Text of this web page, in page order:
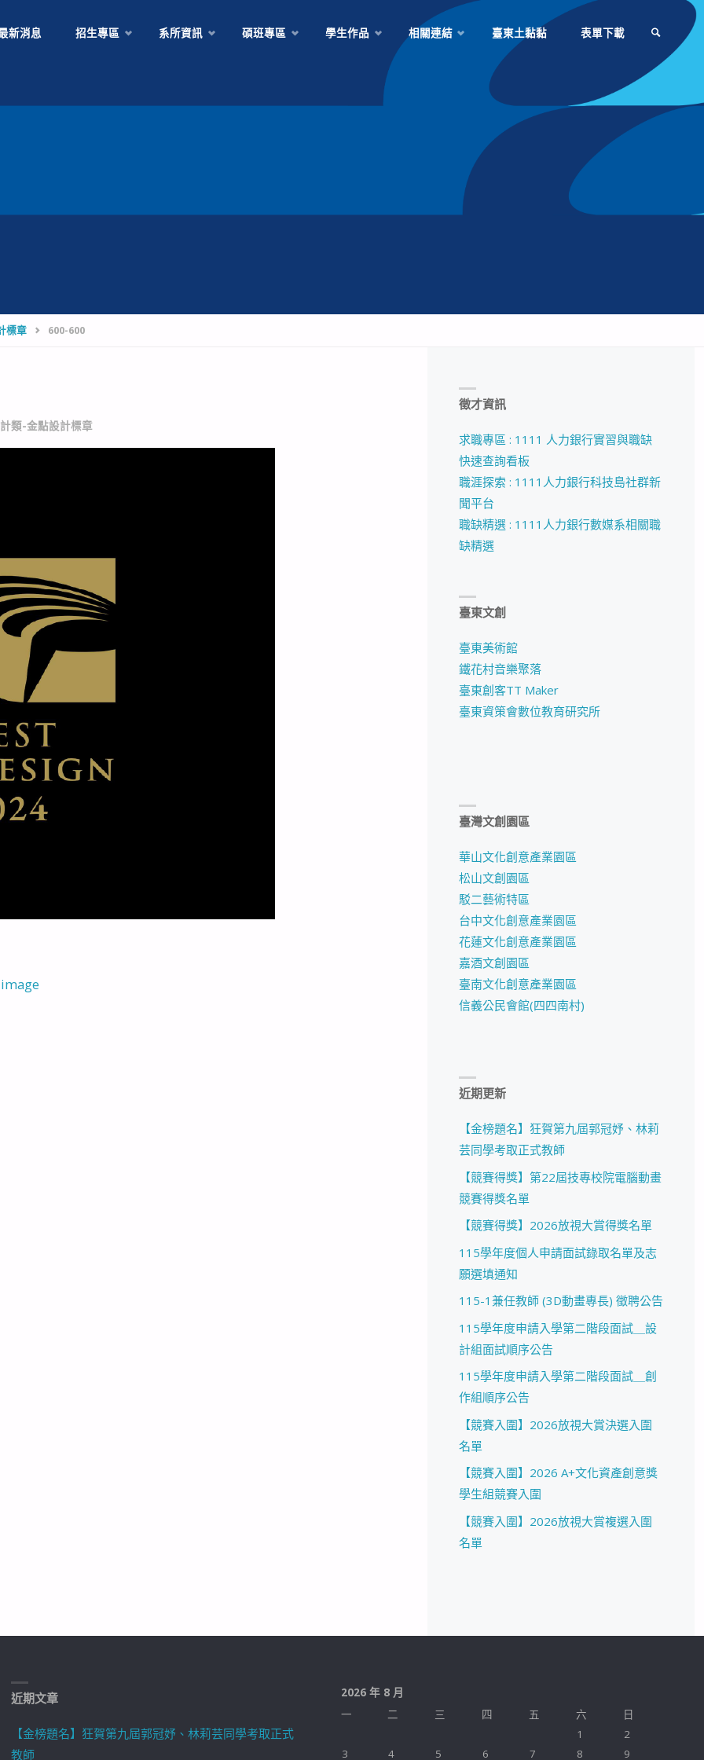
新消息 招生專區 系所資訊 碩班專區 學生作品 相關連結 臺東土黏黏 表單下載
標章 600-600
類-金點設計標章
徵才資訊
求職專區 : 1111 人力銀行實習與職缺
快速查詢看板
職涯探索 : 1111人力銀行科技島社群新
聞平台
職缺精選 : 1111人力銀行數媒系相關職
缺精選
臺東文創
臺東美術館
鐵花村音樂聚落
臺東創客TT Maker
臺東資策會數位教育研究所
臺灣文創園區
華山文化創意產業園區
松山文創園區
駁二藝術特區
台中文化創意產業園區
花蓮文化創意產業園區
嘉酒文創園區
臺南文化創意產業園區
信義公民會館(四四南村)
近期更新
【金榜題名】狂賀第九屆郭冠妤、林莉
芸同學考取正式教師
【競賽得獎】第22屆技專校院電腦動畫
競賽得獎名單
【競賽得獎】2026放視大賞得獎名單
115學年度個人申請面試錄取名單及志
願選填通知
115-1兼任教師 (3D動畫專長) 徵聘公告
115學年度申請入學第二階段面試＿設
計組面試順序公告
115學年度申請入學第二階段面試＿創
作組順序公告
【競賽入圍】2026放視大賞決選入圍
名單
【競賽入圍】2026 A+文化資產創意獎
學生組競賽入圍
【競賽入圍】2026放視大賞複選入圍
名單
近期文章
【金榜題名】狂賀第九屆郭冠妤、林莉芸同學考取正式
教師
2026 年 8 月
一
二 三 四 五 六
日
1
2
3
4 5 6 7 8 9